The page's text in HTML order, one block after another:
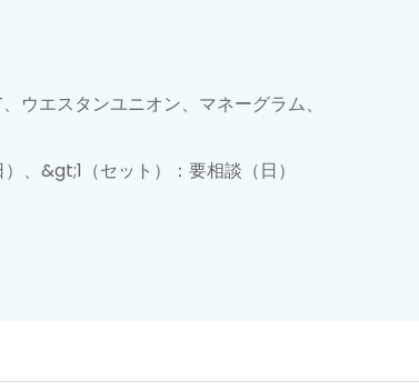
エスタンユニオン、マネーグラム、
、&gt;1（セット）：要相談（日）
ステム